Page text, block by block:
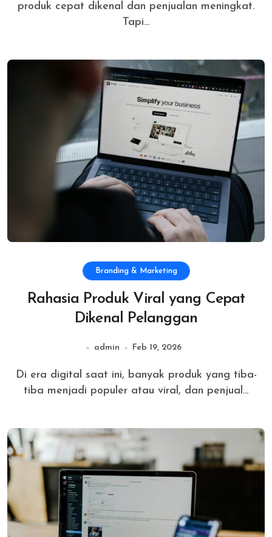
produk cepat dikenal dan penjualan meningkat.
Tapi...
Branding & Marketing
Rahasia Produk Viral yang Cepat
Dikenal Pelanggan
admin Feb 19, 2026
Di era digital saat ini, banyak produk yang tiba-
tiba menjadi populer atau viral, dan penjual...